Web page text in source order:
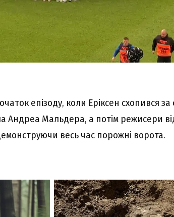
епізоду, коли Еріксен схопився за
Андреа Мальдера, а потім режисери
весь час порожні ворота.